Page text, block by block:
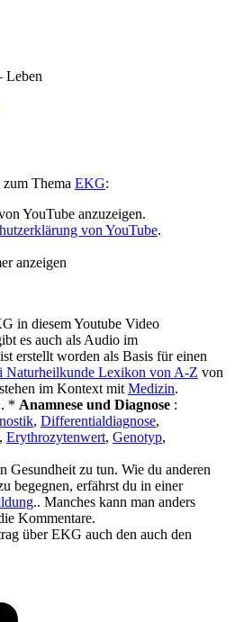
Leben
Thema EKG:
YouTube anzuzeigen.
von YouTube.
anzeigen
in diesem Youtube Video
es auch als Audio im
erstellt worden als Basis für einen
Naturheilkunde Lexikon von A-Z von
im Kontext mit Medizin.
* Anamnese und Diagnose :
, Differentialdiagnose,
, Erythrozytenwert, Genotyp,
Gesundheit zu tun. Wie du anderen
begegnen, erfährst du in einer
.. Manches kann man anders
Kommentare.
über EKG auch den auch den